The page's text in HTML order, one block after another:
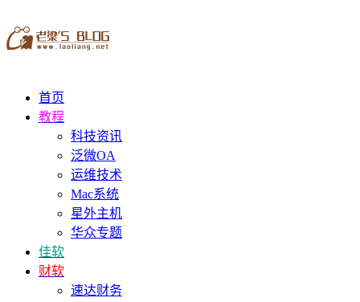
首页
教程
科技资讯
泛微OA
运维技术
Mac系统
星外主机
华众专题
佳软
财软
速达财务